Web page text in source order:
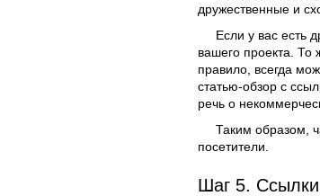
дружественные и
Если у вас есть
вашего проекта. То
правило, всегда
статью-обзор с
речь о
Таким образом,
посетители.
Шаг 5.